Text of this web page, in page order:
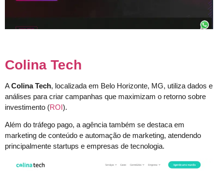
Colina Tech
AColina Tech, localizada em Belo Horizonte, MG, utiliza dados e
análises para criar campanhas que maximizam o retorno sobre
investimento (ROI).
Além do tráfego pago, a agência também se destaca em
marketing de conteúdo e automação de marketing, atendendo
principalmente startups e empresas de tecnologia.